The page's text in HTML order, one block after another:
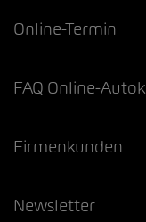
Online-Termin
FAQ Online-
Firmenkunden
Newsletter